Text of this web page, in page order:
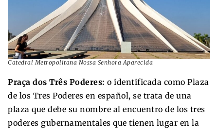
Catedral Metropolitana Nossa Senhora Aparecida
Praça dos Três Poderes: o identificada como Plaza
de los Tres Poderes en español, se trata de una
plaza que debe su nombre al encuentro de los tres
poderes gubernamentales que tienen lugar en la